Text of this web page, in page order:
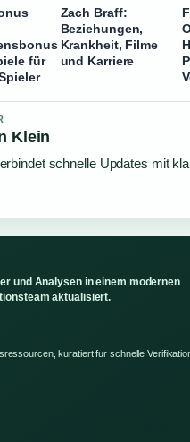
für
Zach Braff:
Beziehungen,
Krankheit, Filme
und Karriere
Klein
schnelle Updates mit
und Analysen in einem modernen
aktualisiert.
kuratiert fur schnelle